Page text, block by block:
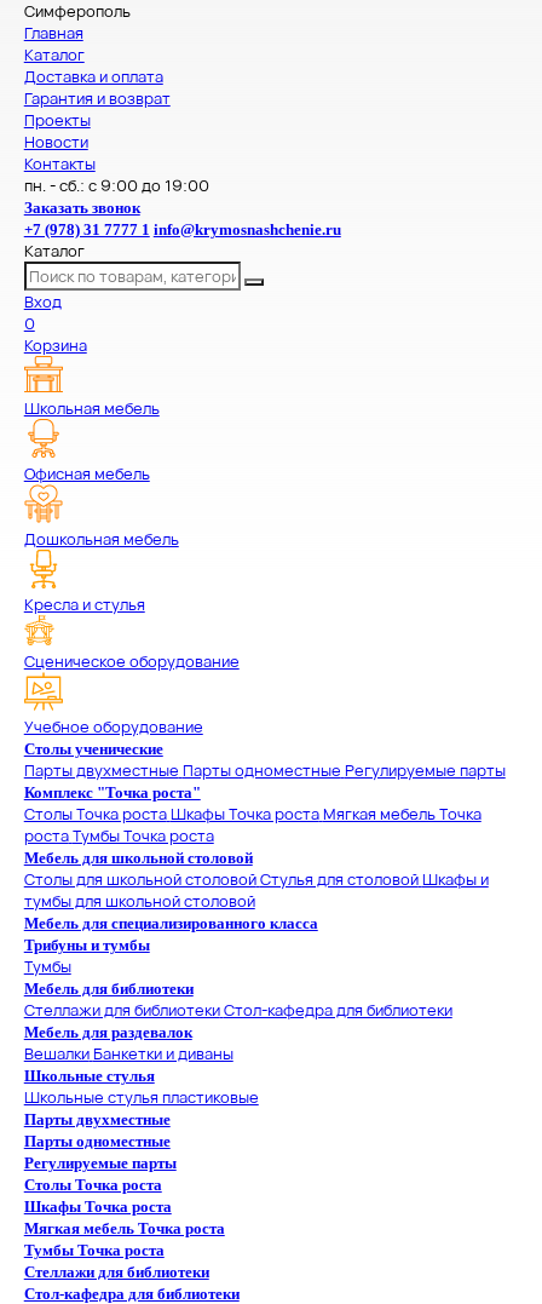
Симферополь
Главная
Каталог
Доставка и оплата
Гарантия и возврат
Проекты
Новости
Контакты
пн. - сб.: с 9:00 до 19:00
Заказать звонок
+7 (978) 31 7777 1 info@krymosnashchenie.ru
Каталог
Вход
0
Корзина
Школьная мебель
Офисная мебель
Дошкольная мебель
Кресла и стулья
Сценическое оборудование
Учебное оборудование
Столы ученические
Парты двухместные Парты одноместные Регулируемые парты
Комплекс "Точка роста"
Столы Точка ростаШкафы Точка ростаМягкая мебель Точка
ростаТумбы Точка роста
Мебель для школьной столовой
Столы для школьной столовойСтулья для столовойШкафы и
тумбы для школьной столовой
Мебель для специализированного класса
Трибуны и тумбы
Тумбы
Мебель для библиотеки
Стеллажи для библиотекиСтол-кафедра для библиотеки
Мебель для раздевалок
ВешалкиБанкетки и диваны
Школьные стулья
Школьные стулья пластиковые
Парты двухместные
Парты одноместные
Регулируемые парты
Столы Точка роста
Шкафы Точка роста
Мягкая мебель Точка роста
Тумбы Точка роста
Стеллажи для библиотеки
Стол-кафедра для библиотеки